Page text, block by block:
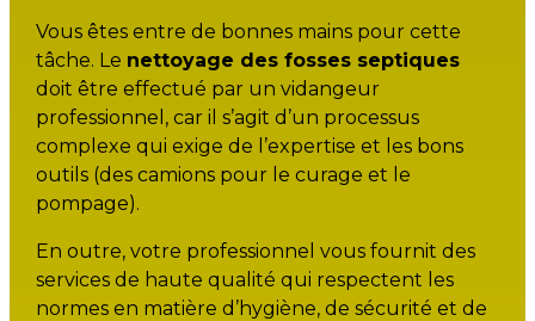
Vous êtes entre de bonnes mains pour cette
tâche. Le nettoyage des fosses septiques
doit être effectué par un vidangeur
professionnel, car il s’agit d’un processus
complexe qui exige de l’expertise et les bons
outils (des camions pour le curage et le
pompage).
En outre, votre professionnel vous fournit des
services de haute qualité qui respectent les
normes en matière d’hygiène, de sécurité et de